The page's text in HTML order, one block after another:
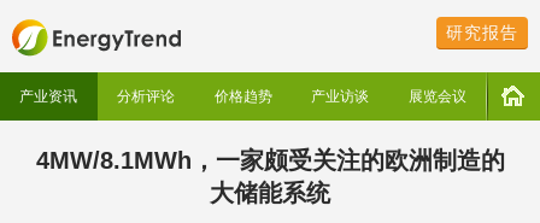
研究报告
产业资讯 分析评论 价格趋势 产业访谈 展览会议
4MW/8.1MWh，一家颇受关注的欧洲制造的
大储能系统